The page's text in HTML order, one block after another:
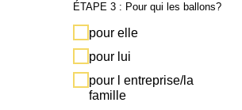
ÉTAPE 3 : Pour qui les ballons?
pour elle
pour lui
pour l entreprise/la
famille